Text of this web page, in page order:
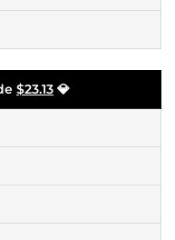
$23.13 💎